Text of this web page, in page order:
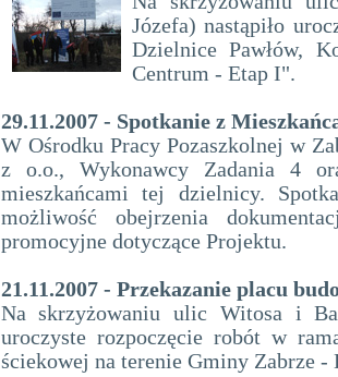
Józefa) nastąpiło
Dzielnice Pawłów,
Centrum - Etap I".
29.11.2007 - Spotkanie z
W Ośrodku Pracy Pozaszkolnej w
z o.o., Wykonawcy Zadania 4
mieszkańcami tej dzielnicy.
możliwość obejrzenia
promocyjne dotyczące Projektu.
21.11.2007 - Przekazanie placu
Na skrzyżowaniu ulic Witosa i
uroczyste rozpoczęcie robót w
ściekowej na terenie Gminy Zabrze